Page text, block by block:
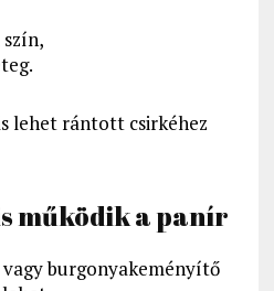
szín,
lehet rántott csirkéhez
működik a panír
burgonyakeményítő